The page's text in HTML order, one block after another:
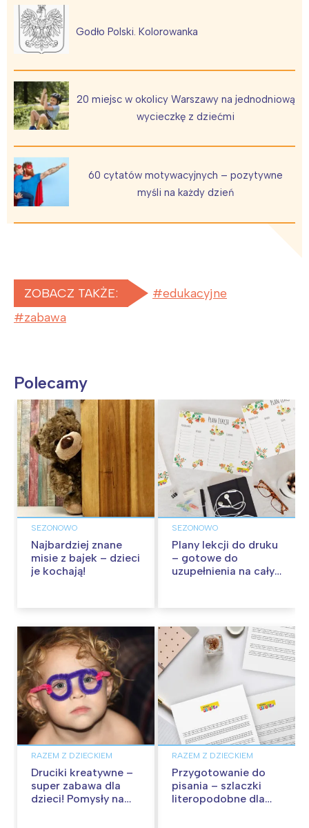
Godło Polski. Kolorowanka
20 miejsc w okolicy Warszawy na jednodniową
wycieczkę z dziećmi
60 cytatów motywacyjnych – pozytywne
myśli na każdy dzień
ZOBACZ TAKŻE:
edukacyjne
zabawa
Polecamy
SEZONOWO
Najbardziej znane
misie z bajek – dzieci
je kochają!
SEZONOWO
Plany lekcji do druku
– gotowe do
uzupełnienia na cały
RAZEM Z DZIECKIEM
Druciki kreatywne –
super zabawa dla
dzieci! Pomysły na
RAZEM Z DZIECKIEM
Przygotowanie do
pisania – szlaczki
literopodobne dla